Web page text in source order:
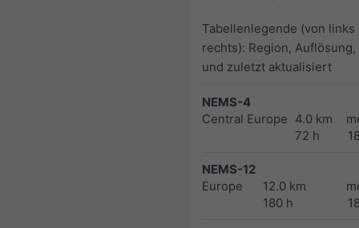
Tabellenlegende (von links
rechts): Region, Auflösung,
und zuletzt aktualisiert
NEMS-4
Central Europe 4.0 km
72 h
NEMS-12
Europe
12.0 km
180 h